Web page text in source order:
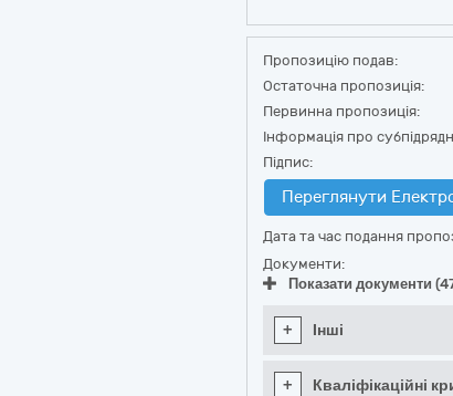
Пропозицію подав:
Остаточна пропозиція:
Первинна пропозиція:
Інформація про
Підпис:
Переглянути
Дата та час подання
Документи:
Показати документи
+ Інші
+ Кваліфікаційні